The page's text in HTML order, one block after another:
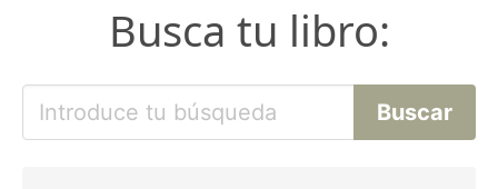
Busca tu libro: